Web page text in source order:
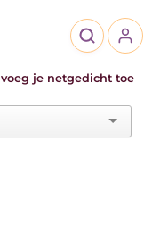
voeg je netgedicht toe